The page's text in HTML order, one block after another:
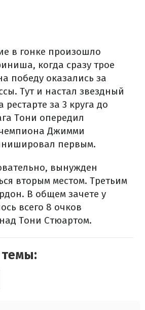
в гонке произошло
когда сразу трое
победу оказались за
Тут и настал звездный
за 3 круга до
Тони опередил
Джимми
первым.
вынужден
вторым местом. Третьим
В общем зачете у
всего 8 очков
Тони Стюартом.